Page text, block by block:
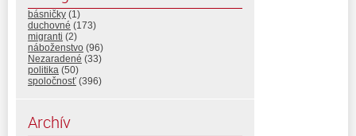
básničky (1)
duchovné (173)
migranti (2)
náboženstvo (96)
Nezaradené (33)
politika (50)
spoločnosť (396)
Archív